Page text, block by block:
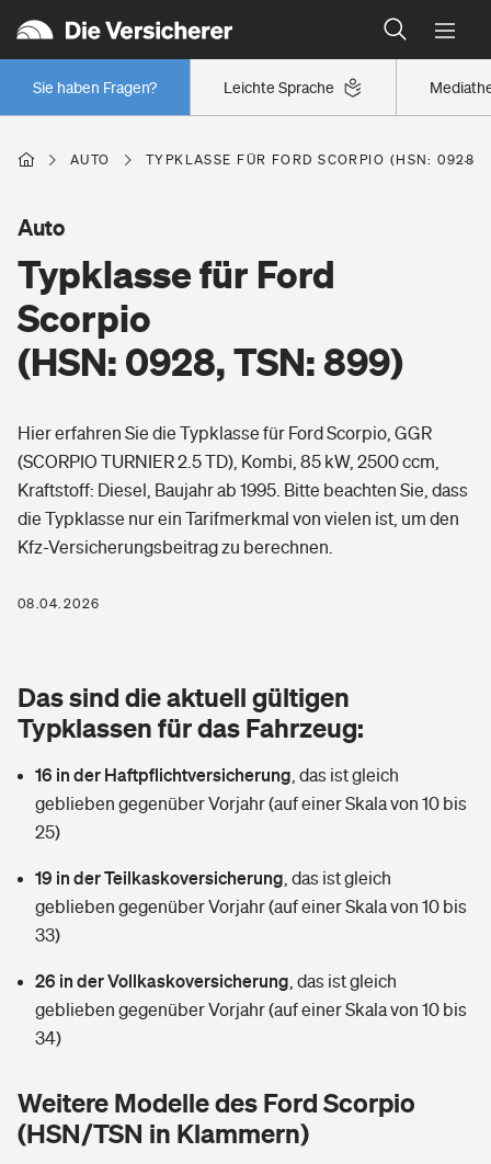
Leichte Sprache
Sie haben Fragen?
Wer versichert was: Jetzt Versicherer finden
Regionalklassen: So ist Ihre Region eingestuft
Wer versichert was: Jetzt Versicherer finden
Berufsunfähigkeitsversicherung
Erwerbsunfähigkeitsversicherung
Arbeitsrechtsschutz
Berufshaftpflichtversicherung
Rentenrechner: Wie viel Geld bekomme ich im Alter?
Wer versichert was: Jetzt Versicherer finden
Sie haben Fragen?
Wohnen
Wohngebäudeversicherung
Hausratversicherung
Elementarversicherung
Photovoltaik
Wärmepumpen versichern
Vermieterrrechtsschutz
Mietkautionsversicherung
Restkreditversicherung
Zur Übersicht
Hochwasser-Check: Wie gefährdet ist Ihr Haus?
Wer versichert was: Jetzt Versicherer finden
Sie haben Fragen?
Pri­vate Haft­pflicht­
Rechts­schutz­ver­si­che­rung
Kinderunfall­ver­si­che­rung
Reiseversicherung
Handyversicherung
Private Cyberversicherung
Musikinstrumentenversicherung
Zur Übersicht
Gesundheit
Private Krankenversicherung
Tierkrankenversicherung
Zur Übersicht
Wer versichert was: Jetzt Versicherer finden
Sie haben Fragen?
Rentenrechner: Wie viel Geld bekomme ich im Alter?
AUTO TYPKLASSE FÜR FORD SCORPIO (HSN: 0928,
Typklasse für Ford
Scorpio
(HSN: 0928, TSN: 899)
Auto
Hier erfahren Sie die Typklasse für Ford Scorpio, GGR
(SCORPIO TURNIER 2.5 TD), Kombi, 85 kW, 2500 ccm,
Kraftstoff: Diesel, Baujahr ab 1995. Bitte beachten Sie, dass
die Typklasse nur ein Tarifmerkmal von vielen ist, um den
Kfz-Versicherungsbeitrag zu berechnen.
08.04.2026
Das sind die aktuell gültigen
Typklassen für das Fahrzeug:
16 in der Haftpflichtversicherung das ist gleich
geblieben gegenüber Vorjahr (auf einer Skala von 10 bis
25)
19 in der Teilkaskoversicherung das ist gleich
geblieben gegenüber Vorjahr (auf einer Skala von 10 bis
33)
26 in der Vollkaskoversicherung das ist gleich
geblieben gegenüber Vorjahr (auf einer Skala von 10 bis
34)
Weitere Modelle des Ford Scorpio
(HSN/TSN in Klammern)